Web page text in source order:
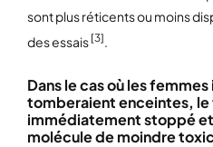
sont plus réticents ou moins
des essais [3].
Dans le cas où les
tomberaient enceintes,
immédiatement stoppé
molécule de moindre